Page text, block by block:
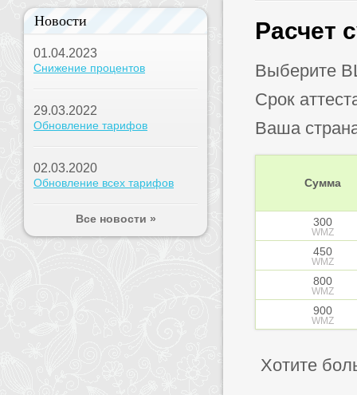
Новости
01.04.2023
Снижение процентов
29.03.2022
Обновление тарифов
02.03.2020
Обновление всех тарифов
Все новости »
Расчет
Выберите
Срок
Ваша
Сумма
300
WMZ
450
WMZ
800
WMZ
900
WMZ
Хотите